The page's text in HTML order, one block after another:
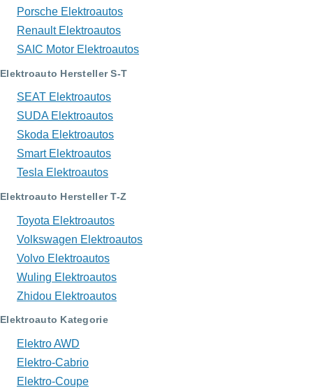
Porsche Elektroautos
Renault Elektroautos
SAIC Motor Elektroautos
Elektroauto Hersteller S-T
SEAT Elektroautos
SUDA Elektroautos
Skoda Elektroautos
Smart Elektroautos
Tesla Elektroautos
Elektroauto Hersteller T-Z
Toyota Elektroautos
Volkswagen Elektroautos
Volvo Elektroautos
Wuling Elektroautos
Zhidou Elektroautos
Elektroauto Kategorie
Elektro AWD
Elektro-Cabrio
Elektro-Coupe